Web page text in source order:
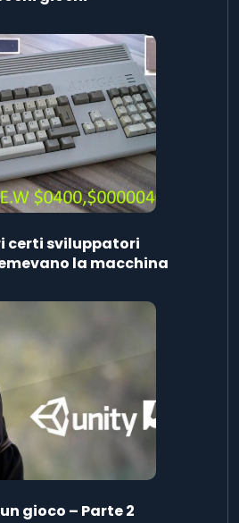
certi sviluppatori
la macchina
gioco – Parte 2